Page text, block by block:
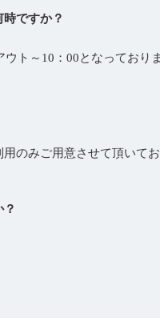
ですか？
ト～10：00となっておりま
のみご用意させて頂いてお